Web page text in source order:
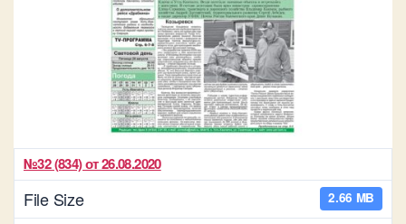
№32 (834) от 26.08.2020
File Size 2.66 MB